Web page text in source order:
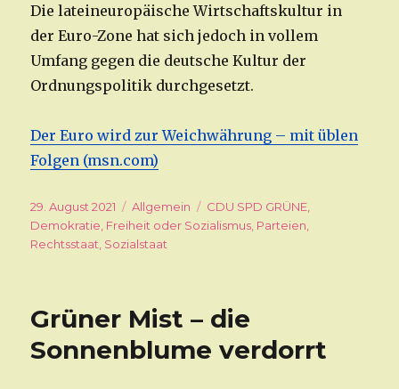
Die lateineuropäische Wirtschaftskultur in
der Euro-Zone hat sich jedoch in vollem
Umfang gegen die deutsche Kultur der
Ordnungspolitik durchgesetzt.
Der Euro wird zur Weichwährung – mit üblen
Folgen (msn.com)
Veröffentlicht
am
29. August 2021 Kategorien
Allgemein Schlagwörter
CDU SPD GRÜNE
Demokratie Freiheit oder Sozialismus Parteien
Rechtsstaat Sozialstaat
Grüner Mist – die
Sonnenblume verdorrt